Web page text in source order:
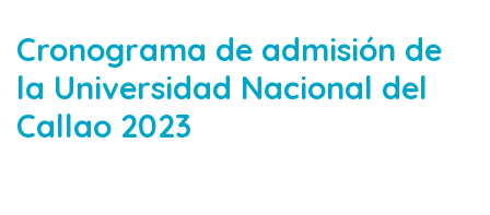
Cronograma de admisión de
la Universidad Nacional del
Callao 2023